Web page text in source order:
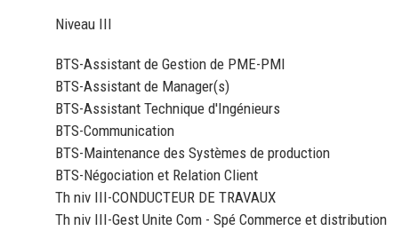
Niveau III
BTS-Assistant de Gestion de PME-PMI
BTS-Assistant de Manager(s)
BTS-Assistant Technique d'Ingénieurs
BTS-Communication
BTS-Maintenance des Systèmes de production
BTS-Négociation et Relation Client
Th niv III-CONDUCTEUR DE TRAVAUX
Th niv III-Gest Unite Com - Spé Commerce et distribution